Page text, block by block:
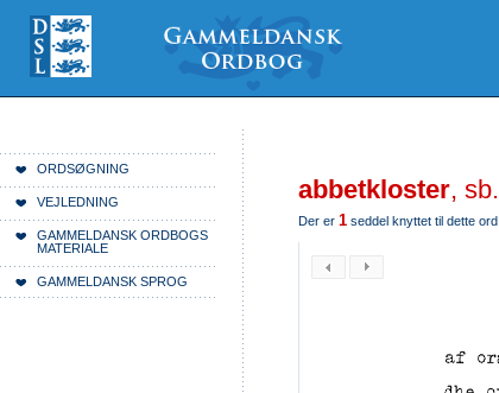
indhold
Videre
værktøjer
ORDSØGNING
VEJLEDNING
GAMMELDANSK ORDBOGS
MATERIALE
GAMMELDANSK SPROG
abbetkloster, sb.
Der er 1 seddel knyttet til dette ord